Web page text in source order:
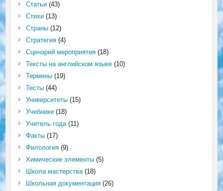
Статьи(43)
Стихи(13)
Страны(12)
Стратегия(4)
Сценарий мероприятия(18)
Тексты на английском языке(10)
Термины(19)
Тесты(44)
Университеты(15)
Учебники(18)
Учитель года(11)
Факты(17)
Филология(9)
Химические элементы(5)
Школа мастерства(18)
Школьная документация(26)